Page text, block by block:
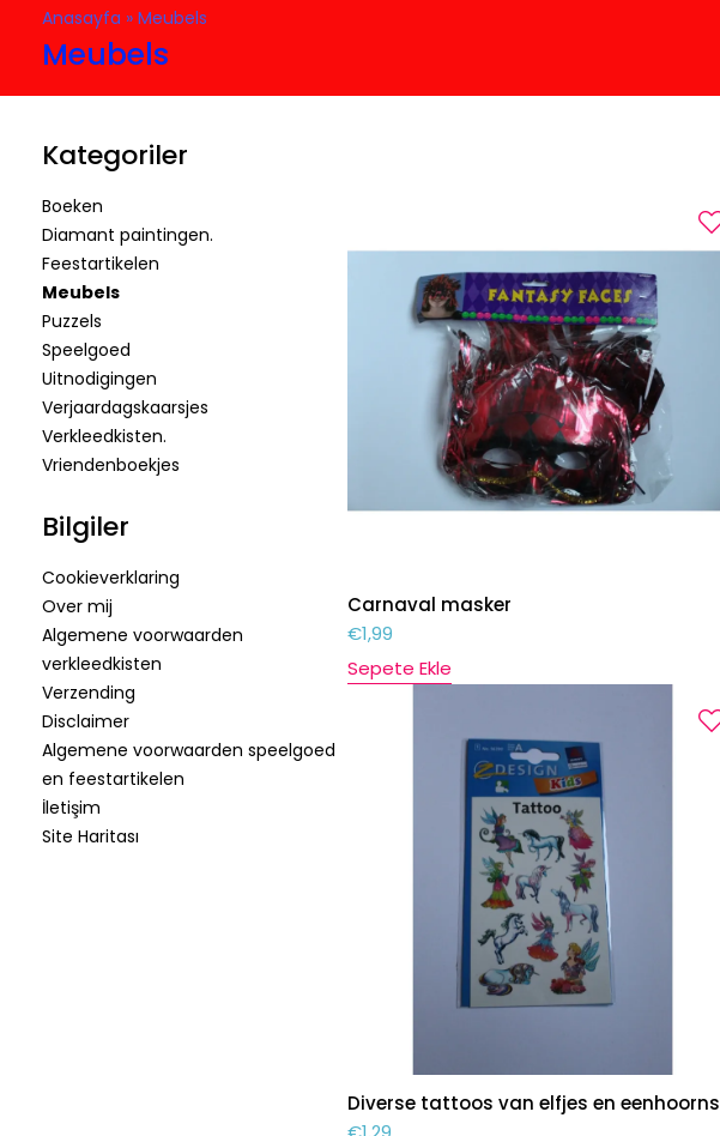
Anasayfa » Meubels
Meubels
Kategoriler
Boeken
Diamant paintingen.
Feestartikelen
Meubels
Puzzels
Speelgoed
Uitnodigingen
Verjaardagskaarsjes
Verkleedkisten.
Vriendenboekjes
Bilgiler
Cookieverklaring
Over mij
Algemene voorwaarden
verkleedkisten
Verzending
Disclaimer
Algemene voorwaarden speelgoed
en feestartikelen
İletişim
Site Haritası
Carnaval masker
€1,99
Sepete Ekle
Diverse tattoos van elfjes en eenhoorns